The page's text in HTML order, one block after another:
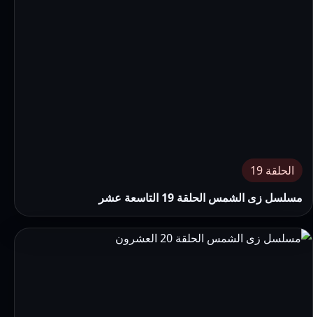
الحلقة 19
مسلسل زى الشمس الحلقة 19 التاسعة عشر